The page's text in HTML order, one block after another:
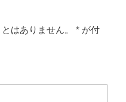
はありません。 * が付